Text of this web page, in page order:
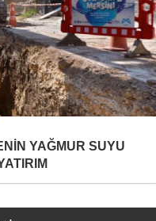
YAĞMUR SUYU